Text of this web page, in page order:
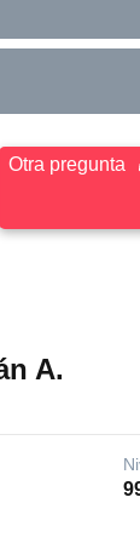
Otra pregunta
A.